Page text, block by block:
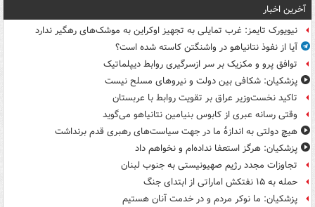
آخرین اخبار
نیویورک تایمز: غرب تمایلی به تجهیز اوکراین به موشک‌های رهگیر ندارد
آیا از نفوذ نتانیاهو در واشنگتن کاسته شده است؟
توافق پرو و مکزیک بر سر ازسرگیری روابط دیپلماتیک
پزشکیان: شکافی بین دولت و نیروهای مسلح نیست
تاکید نخست‌وزیر عراق بر تقویت روابط با عربستان
وقتی رسانه عبری از کابوس بنیامین نتانیاهو می‌گوید
هیچ دولتی به اندازۀ ما در جهت سیاست‌های رهبری قدم برنداشت
پزشکیان: هرگز استعفا نداده‌ام و نخواهم داد
تجاوزات مجدد رژیم صهیونیستی به جنوب لبنان
حمله به ۱۵ نفتکش‌ اماراتی از ابتدای جنگ
پزشکیان: ما نوکر مردم و در خدمت آنان هستیم